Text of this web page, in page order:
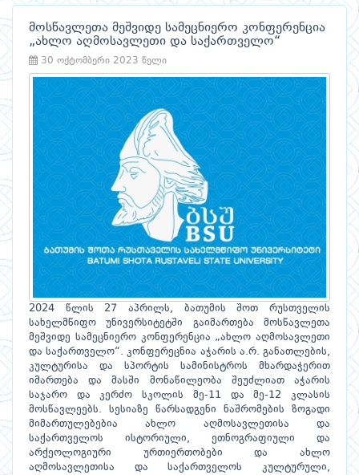
მოსწავლეთა მეშვიდე სამეცნიერო კონფერენცია
„ახლო აღმოსავლეთი და საქართველო“
30 ოქტომბერი 2023 წელი
2024 წლის 27 აპრილს, ბათუმის შოთ რუსთველის
სახელმწიფო უნივერსიტეტში გაიმართება მოსწავლეთა
მეშვიდე სამეცნიერო კონფერენცია „ახლო აღმოსავლეთი
და საქართველო“. კონფერეცნია აჭარის ა.რ. განათლების,
კულტურისა და სპორტის სამინისტროს მხარდაჭერით
იმართება და მასში მონაწილეობა შეუძლიათ აჭარის
საჯარო და კერძო სკოლის მე-11 და მე-12 კლასის
მოსწავლეებს. სესიაზე წარსადგენი ნაშრომების ზოგადი
მიმართულებებია ახლო აღმოსავლეთისა და
საქართველოს ისტორიული, ეთნოგრაფიული და
არქეოლოგიური ურთიერთობები და ახლო
აღმოსავლეთისა და საქართველოს კულტურული,